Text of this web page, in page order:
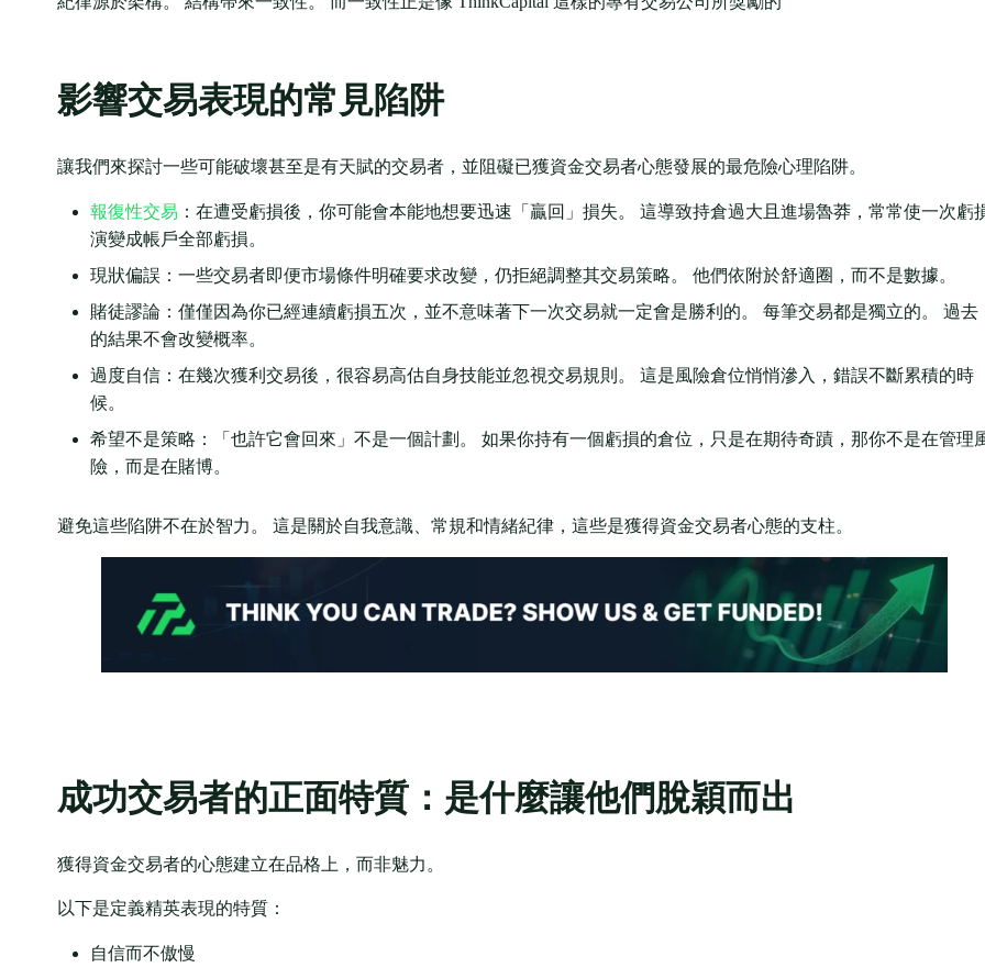
影響交易表現的常見陷阱
讓我們來探討一些可能破壞甚至是有天賦的交易者，並阻礙已獲資金交易者心態發展的最危險心理陷阱。
報復性交易 ：在遭受虧損後，你可能會本能地想要迅速「贏回」損失。 這導致持倉過大且進場魯莽，常常使一次虧
演變成帳戶全部虧損。
現狀偏誤：一些交易者即便市場條件明確要求改變，仍拒絕調整其交易策略。 他們依附於舒適圈，而不是數據。
賭徒謬論：僅僅因為你已經連續虧損五次，並不意味著下一次交易就一定會是勝利的。 每筆交易都是獨立的。 過去
的結果不會改變概率。
過度自信：在幾次獲利交易後，很容易高估自身技能並忽視交易規則。 這是風險倉位悄悄滲入，錯誤不斷累積的時
候。
希望不是策略：「也許它會回來」不是一個計劃。 如果你持有一個虧損的倉位，只是在期待奇蹟，那你不是在管理
險，而是在賭博。
避免這些陷阱不在於智力。 這是關於自我意識、常規和情緒紀律，這些是獲得資金交易者心態的支柱。
成功交易者的正面特質：是什麼讓他們脫穎而出
獲得資金交易者的心態建立在品格上，而非魅力。
以下是定義精英表現的特質：
自信而不傲慢